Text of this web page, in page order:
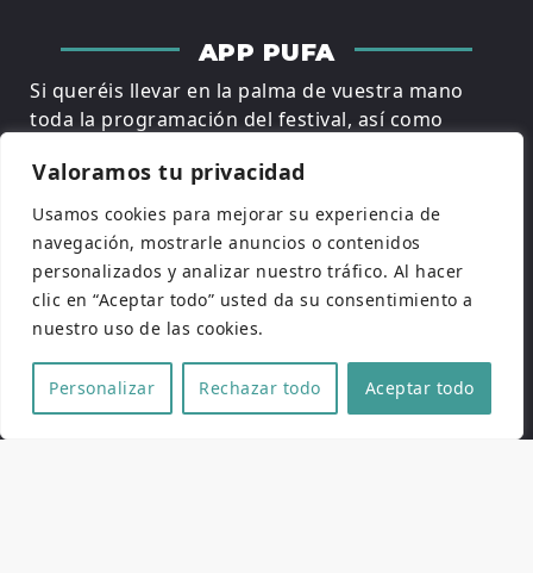
Valoramos tu privacidad
Usamos cookies para mejorar su experiencia de
navegación, mostrarle anuncios o contenidos
personalizados y analizar nuestro tráfico. Al hacer
clic en “Aceptar todo” usted da su consentimiento a
nuestro uso de las cookies.
Personalizar Rechazar todo Aceptar todo
APP PUFA
Si queréis llevar en la palma de vuestra mano
toda la programación del festival, así como
actividades paralelas, podéis descargaros
nuestra APP oficial tanto enGoogle Play como
enApp Store. Totalmente gratuita y actualizada.